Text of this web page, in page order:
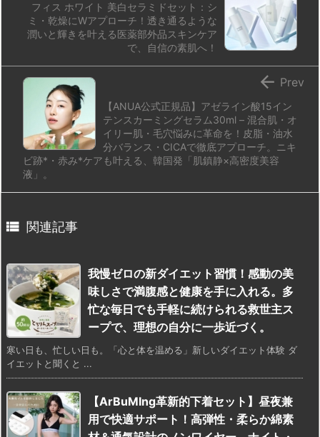
フィス ホワイト 美白セラミドセット：シ
ミ・乾燥にWアプローチ！透き通るような
潤いと輝きを叶える医薬部外品スキンケア
で、自信の素肌へ！
【ANUA公式正規品】アゼライン酸15イン
テンスカーミングセラム30ml – 混合肌・オ
イリー肌・毛穴悩みに革命を！皮脂・油水
分バランス・CICAで徹底アプローチ。ニキ
ビ跡*・赤み*ケアも叶える、韓国発「肌鎮静×高密度美容
液」。
 Prev
 関連記事
我慢ゼロの新ダイエット習慣！感動の美
味しさで満腹感と健康を手に入れる。多
忙な毎日でも手軽に続けられる救世主ス
ープで、理想の自分に一歩近づく。
寒い日も、忙しい日も。「心と体を温める」新しいダイエット体験 ダ
イエットと聞くと ...
【ArBuMIng革新的下着セット】昼夜兼
用で快適サポート！高弾性・柔らか綿素